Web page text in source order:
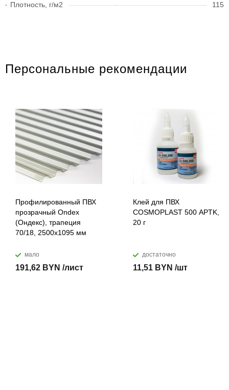
Плотность, г/м2
115
Персональные рекомендации
Профилированный ПВХ
прозрачный Ondex
(Ондекс), трапеция
70/18, 2500х1095 мм
мало
191,62 BYN /лист
Клей для ПВХ
COSMOPLAST 500 APTK,
20 г
достаточно
11,51 BYN /шт